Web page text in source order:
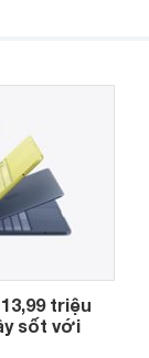
dành cho
triệu
sốt với